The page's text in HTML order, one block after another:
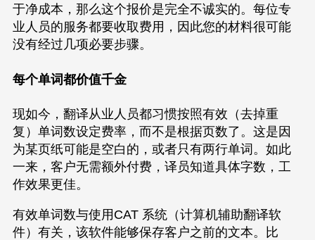
于净成本，那么这个报价是完全不诚实的。每位专
业人员的服务都要收取费用，因此您的材料很可能
没有经过几项必要步骤。
每个单词都价值千金
现如今，翻译从业人员都习惯按照有效（去掉重
复）单词数设定费率，而不是根据页数了。这是因
为某页纸可能是空白的，或者只有两行单词。如此
一来，客户无需额外付费，译员知道具体字数，工
作效果更佳。
有效单词数与使用CAT 系统（计算机辅助翻译软
件）有关，该软件能够保存客户之前的文本。比